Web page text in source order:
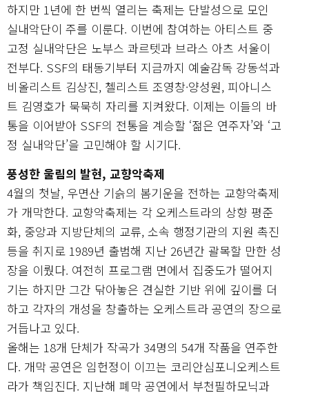
하지만 1년에 한 번씩 열리는 축제는 단발성으로 모인
실내악단이 주를 이룬다. 이번에 참여하는 아티스트 중
고정 실내악단은 노부스 콰르텟과 브라스 아츠 서울이
전부다. SSF의 태동기부터 지금까지 예술감독 강동석과
비올리스트 김상진, 첼리스트 조영창·양성원, 피아니스
트 김영호가 묵묵히 자리를 지켜왔다. 이제는 이들의 바
통을 이어받아 SSF의 전통을 계승할 ‘젊은 연주자’와 ‘고
정 실내악단’을 고민해야 할 시기다.
풍성한 울림의 발현, 교향악축제
4월의 첫날, 우면산 기슭의 봄기운을 전하는 교향악축제
가 개막한다. 교향악축제는 각 오케스트라의 상향 평준
화, 중앙과 지방단체의 교류, 소속 행정기관의 지원 촉진
등을 취지로 1989년 출범해 지난 26년간 괄목할 만한 성
장을 이뤘다. 여전히 프로그램 면에서 집중도가 떨어지
기는 하지만 그간 닦아놓은 견실한 기반 위에 깊이를 더
하고 각자의 개성을 창출하는 오케스트라 공연의 장으로
거듭나고 있다.
올해는 18개 단체가 작곡가 34명의 54개 작품을 연주한
다. 개막 공연은 임헌정이 이끄는 코리안심포니오케스트
라가 책임진다. 지난해 폐막 공연에서 부천필하모닉과